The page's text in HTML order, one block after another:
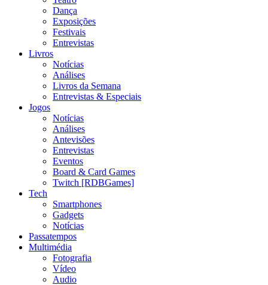
Dança
Exposições
Festivais
Entrevistas
Livros
Notícias
Análises
Livros da Semana
Entrevistas & Especiais
Jogos
Notícias
Análises
Antevisões
Entrevistas
Eventos
Board & Card Games
Twitch [RDBGames]
Tech
Smartphones
Gadgets
Notícias
Passatempos
Multimédia
Fotografia
Vídeo
Audio